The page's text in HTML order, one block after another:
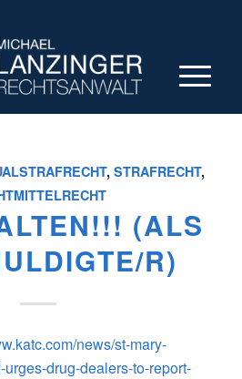
, STRAFRECHT,
(ALS
R)
news/st-mary-
drug-dealers-to-report-